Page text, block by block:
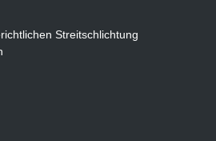
Streitschlichtung